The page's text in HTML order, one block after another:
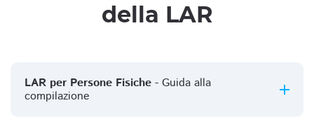
della LAR
LAR per Persone Fisiche - Guida alla
compilazione